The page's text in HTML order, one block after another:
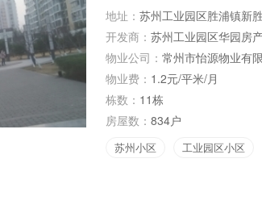
地址： 苏州工业园区胜浦镇新
开发商： 苏州工业园区华园房
物业公司： 常州市怡源物业有
物业费： 1.2元/平米/月
栋数： 11栋
房屋数： 834户
苏州小区 工业园区小区